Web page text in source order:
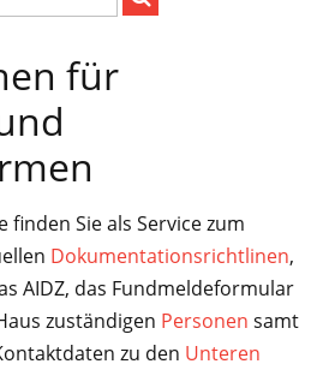
für
Sie als Service zum
Dokumentationsrichtlinen,
AIDZ, das Fundmeldeformular
zuständigen Personen samt
zu den Unteren